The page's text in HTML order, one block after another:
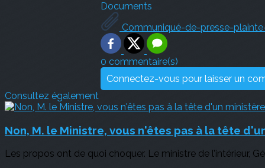
Documents
Communiqué-de-presse-
0 commentaire(s)
Connectez-vous pour laisser un
Consultez également
Non, M. le Ministre, vous n'êtes pas à la tête
Les propos ont de quoi choquer. Le ministre de l’intérieur,